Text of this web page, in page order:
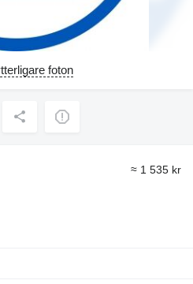
foton
≈ 1 535 kr